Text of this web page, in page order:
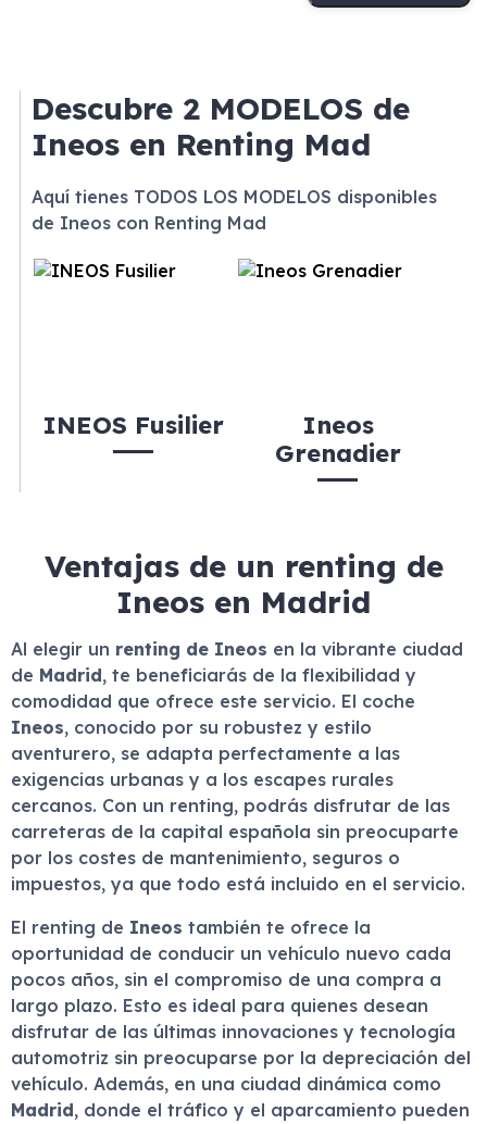
Descubre 2 MODELOS de
Ineos en Renting Mad
Aquí tienes TODOS LOS MODELOS disponibles
de Ineos con Renting Mad
INEOS Fusilier
Ineos
Grenadier
Ventajas de un renting de
Ineos en Madrid
Al elegir un renting de Ineos en la vibrante ciudad
de Madrid, te beneficiarás de la flexibilidad y
comodidad que ofrece este servicio. El coche
Ineos, conocido por su robustez y estilo
aventurero, se adapta perfectamente a las
exigencias urbanas y a los escapes rurales
cercanos. Con un renting, podrás disfrutar de las
carreteras de la capital española sin preocuparte
por los costes de mantenimiento, seguros o
impuestos, ya que todo está incluido en el servicio.
El renting de Ineos también te ofrece la
oportunidad de conducir un vehículo nuevo cada
pocos años, sin el compromiso de una compra a
largo plazo. Esto es ideal para quienes desean
disfrutar de las últimas innovaciones y tecnología
automotriz sin preocuparse por la depreciación del
vehículo. Además, en una ciudad dinámica como
Madrid, donde el tráfico y el aparcamiento pueden